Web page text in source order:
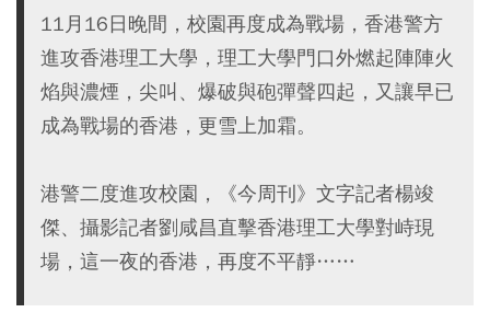
11月16日晚間，校園再度成為戰場，香港警方
進攻香港理工大學，理工大學門口外燃起陣陣火
焰與濃煙，尖叫、爆破與砲彈聲四起，又讓早已
成為戰場的香港，更雪上加霜。
港警二度進攻校園，《今周刊》文字記者楊竣
傑、攝影記者劉咸昌直擊香港理工大學對峙現
場，這一夜的香港，再度不平靜……